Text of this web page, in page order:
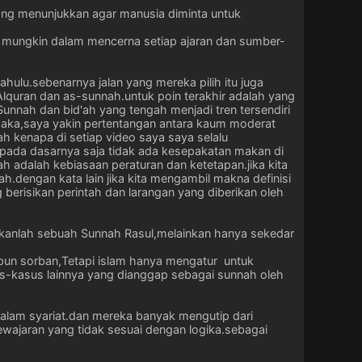
menunjukkan agar manusia diminta untuk
dalam mencerna setiap ajaran dan sumber-
jalan yang mereka pilih itu juga
dan as-sunnah.untuk poin terakhir adalah yang
dan bid'ah yang tengah menjadi tren tersendiri
yakin pertentangan antara kaum moderat
kenapa di setiap video saya saya selalu
dasarnya saja tidak ada kesepakatan makan di
adalah kebiasaan peraturan dan ketetapan.jika kita
kata lain jika kita mengambil makna definisi
perintah dan larangan yang diberikan oleh
sebuah Sunnah Rasul,melainkan hanya sekedar
sorban,Tetapi islam hanya mengatur untuk
kasus lainnya yang dianggap sebagai sunnah oleh
syariat.dan mereka banyak mengutip dari
yang tidak sesuai dengan logika.sebagai